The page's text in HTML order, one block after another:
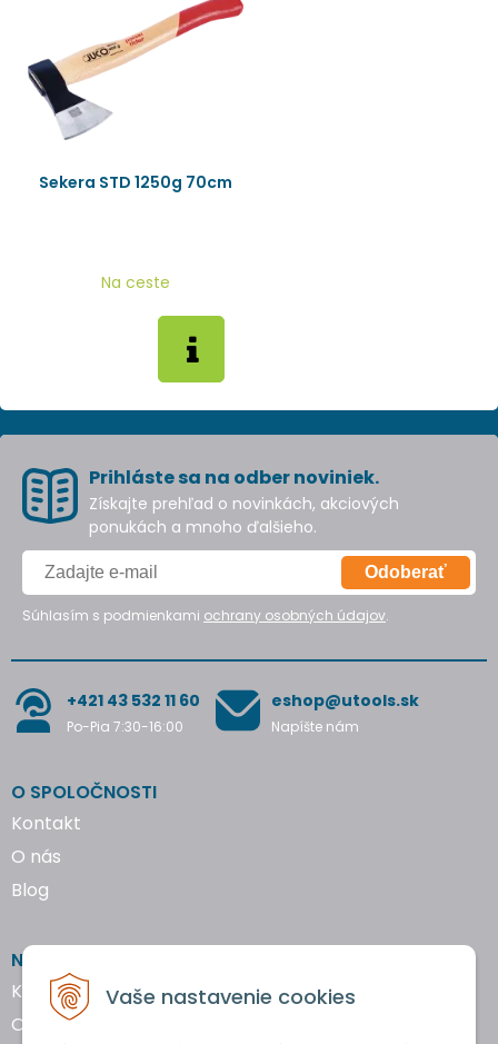
Vaše nastavenie cookies
Sekera STD 1250g 70cm
Na ceste
Prihláste sa na odber noviniek.
Získajte prehľad o novinkách, akciových
ponukách a mnoho ďalšieho.
Odoberať
Súhlasím s podmienkami ochrany osobných údajov.
+421 43 532 11 60
Po-Pia 7:30-16:00
eshop@utools.sk
Napíšte nám
O SPOLOČNOSTI
Kontakt
O nás
Blog
NAKUPOVANIE
Katalógy náradia
Obchodné podmienky